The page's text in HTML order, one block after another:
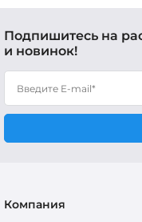
Подпишитесь на
и новинок!
Компания